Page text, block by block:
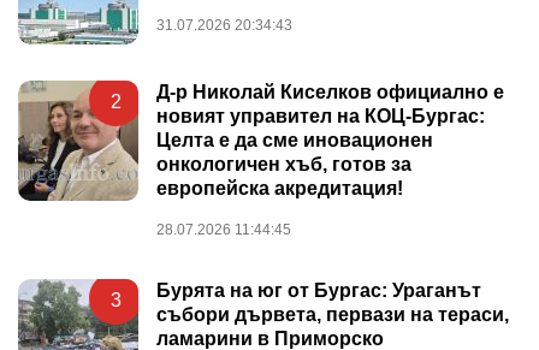
31.07.2026 20:34:43
2
Д-р Николай Киселков официално е
новият управител на КОЦ-Бургас:
Целта е да сме иновационен
онкологичен хъб, готов за
европейска акредитация!
28.07.2026 11:44:45
3
Бурята на юг от Бургас: Ураганът
събори дървета, первази на тераси,
ламарини в Приморско